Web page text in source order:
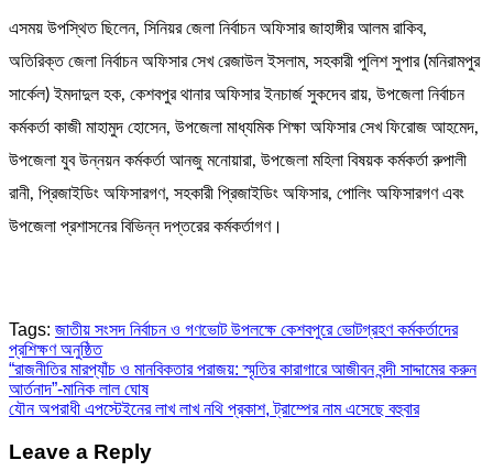
এসময় উপস্থিত ছিলেন, সিনিয়র জেলা নির্বাচন অফিসার জাহাঙ্গীর আলম রাকিব,
অতিরিক্ত জেলা নির্বাচন অফিসার সেখ রেজাউল ইসলাম, সহকারী পুলিশ সুপার (মনিরামপুর
সার্কেল) ইমদাদুল হক, কেশবপুর থানার অফিসার ইনচার্জ সুকদেব রায়, উপজেলা নির্বাচন
কর্মকর্তা কাজী মাহামুদ হোসেন, উপজেলা মাধ্যমিক শিক্ষা অফিসার সেখ ফিরোজ আহমেদ,
উপজেলা যুব উন্নয়ন কর্মকর্তা আনজু মনোয়ারা, উপজেলা মহিলা বিষয়ক কর্মকর্তা রুপালী
রানী, প্রিজাইডিং অফিসারগণ, সহকারী প্রিজাইডিং অফিসার, পোলিং অফিসারগণ এবং
উপজেলা প্রশাসনের বিভিন্ন দপ্তরের কর্মকর্তাগণ।
Tags: জাতীয় সংসদ নির্বাচন ও গণভোট উপলক্ষে কেশবপুরে ভোটগ্রহণ কর্মকর্তাদের
প্রশিক্ষণ অনুষ্ঠিত
Post
navigation
“রাজনীতির মারপ্যাঁচ ও মানবিকতার পরাজয়: স্মৃতির কারাগারে আজীবন বন্দী সাদ্দামের করুন
আর্তনাদ”-মানিক লাল ঘোষ
যৌন অপরাধী এপস্টেইনের লাখ লাখ নথি প্রকাশ, ট্রাম্পের নাম এসেছে বহুবার
Leave a Reply